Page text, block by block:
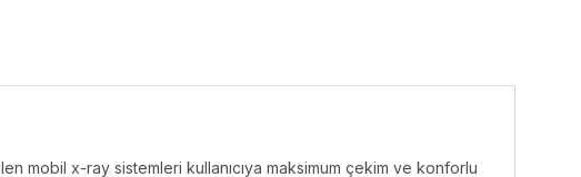
mobil x-ray sistemleri kullanıcıya maksimum çekim ve konforlu